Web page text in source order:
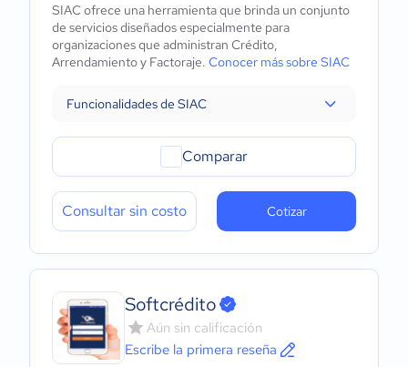
SIAC ofrece una herramienta que brinda un conjunto
de servicios diseñados especialmente para
organizaciones que administran Crédito,
Arrendamiento y Factoraje. Conocer más sobre SIAC
Funcionalidades de SIAC
Comparar
Consultar sin costo Cotizar
Softcrédito
Aún sin calificación
Escribe la primera reseña